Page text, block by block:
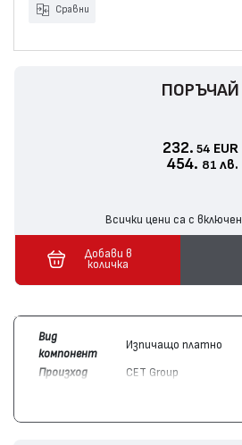
Сравни
ПОРЪЧАЙ
232. 54 EUR
454. 81 лв.
Всички цени са с включен
Добави в
количка
Вид
компонент
Изпичащо платно
Произход
CET Group